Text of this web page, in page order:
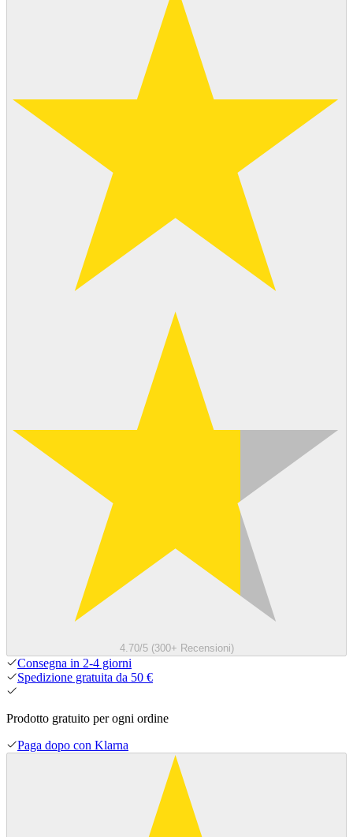
4.70/5 (300+ Recensioni)
Consegna in 2-4 giorni
Spedizione gratuita da 50 €
Prodotto gratuito per ogni ordine
Paga dopo con Klarna